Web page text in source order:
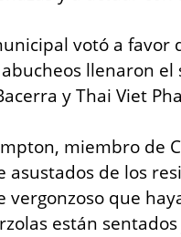
votó a
llenaron el
y Thai Viet
miembro de
asustados de los
vergonzoso que
están